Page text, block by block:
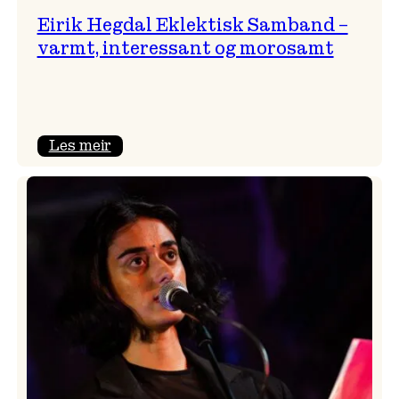
Eirik Hegdal Eklektisk Samband –
varmt, interessant og morosamt
Les meir:
Eklektisk
Samband
–
varmt,
interessant
morosamt